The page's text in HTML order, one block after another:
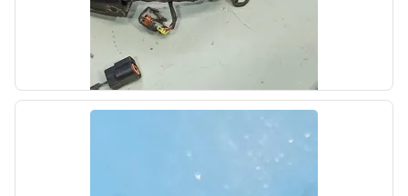
2013-2016
OEM: 31030B2000
Производитель:
Hyundai-KIA
Цена: 1000,00₽